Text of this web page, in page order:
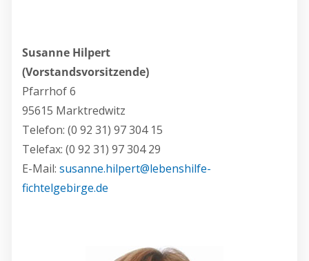
Susanne Hilpert
(Vorstandsvorsitzende)
Pfarrhof 6
95615 Marktredwitz
Telefon: (0 92 31) 97 304 15
Telefax: (0 92 31) 97 304 29
E-Mail: susanne.hilpert@lebenshilfe-
fichtelgebirge.de